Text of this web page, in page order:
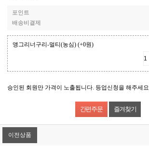
포인트
배송비결제
앵그리너구리-멀티(농심) (+0원)
승인된 회원만 가격이 노출됩니다. 등업신청을 해주세요
즐겨찾기
이전상품